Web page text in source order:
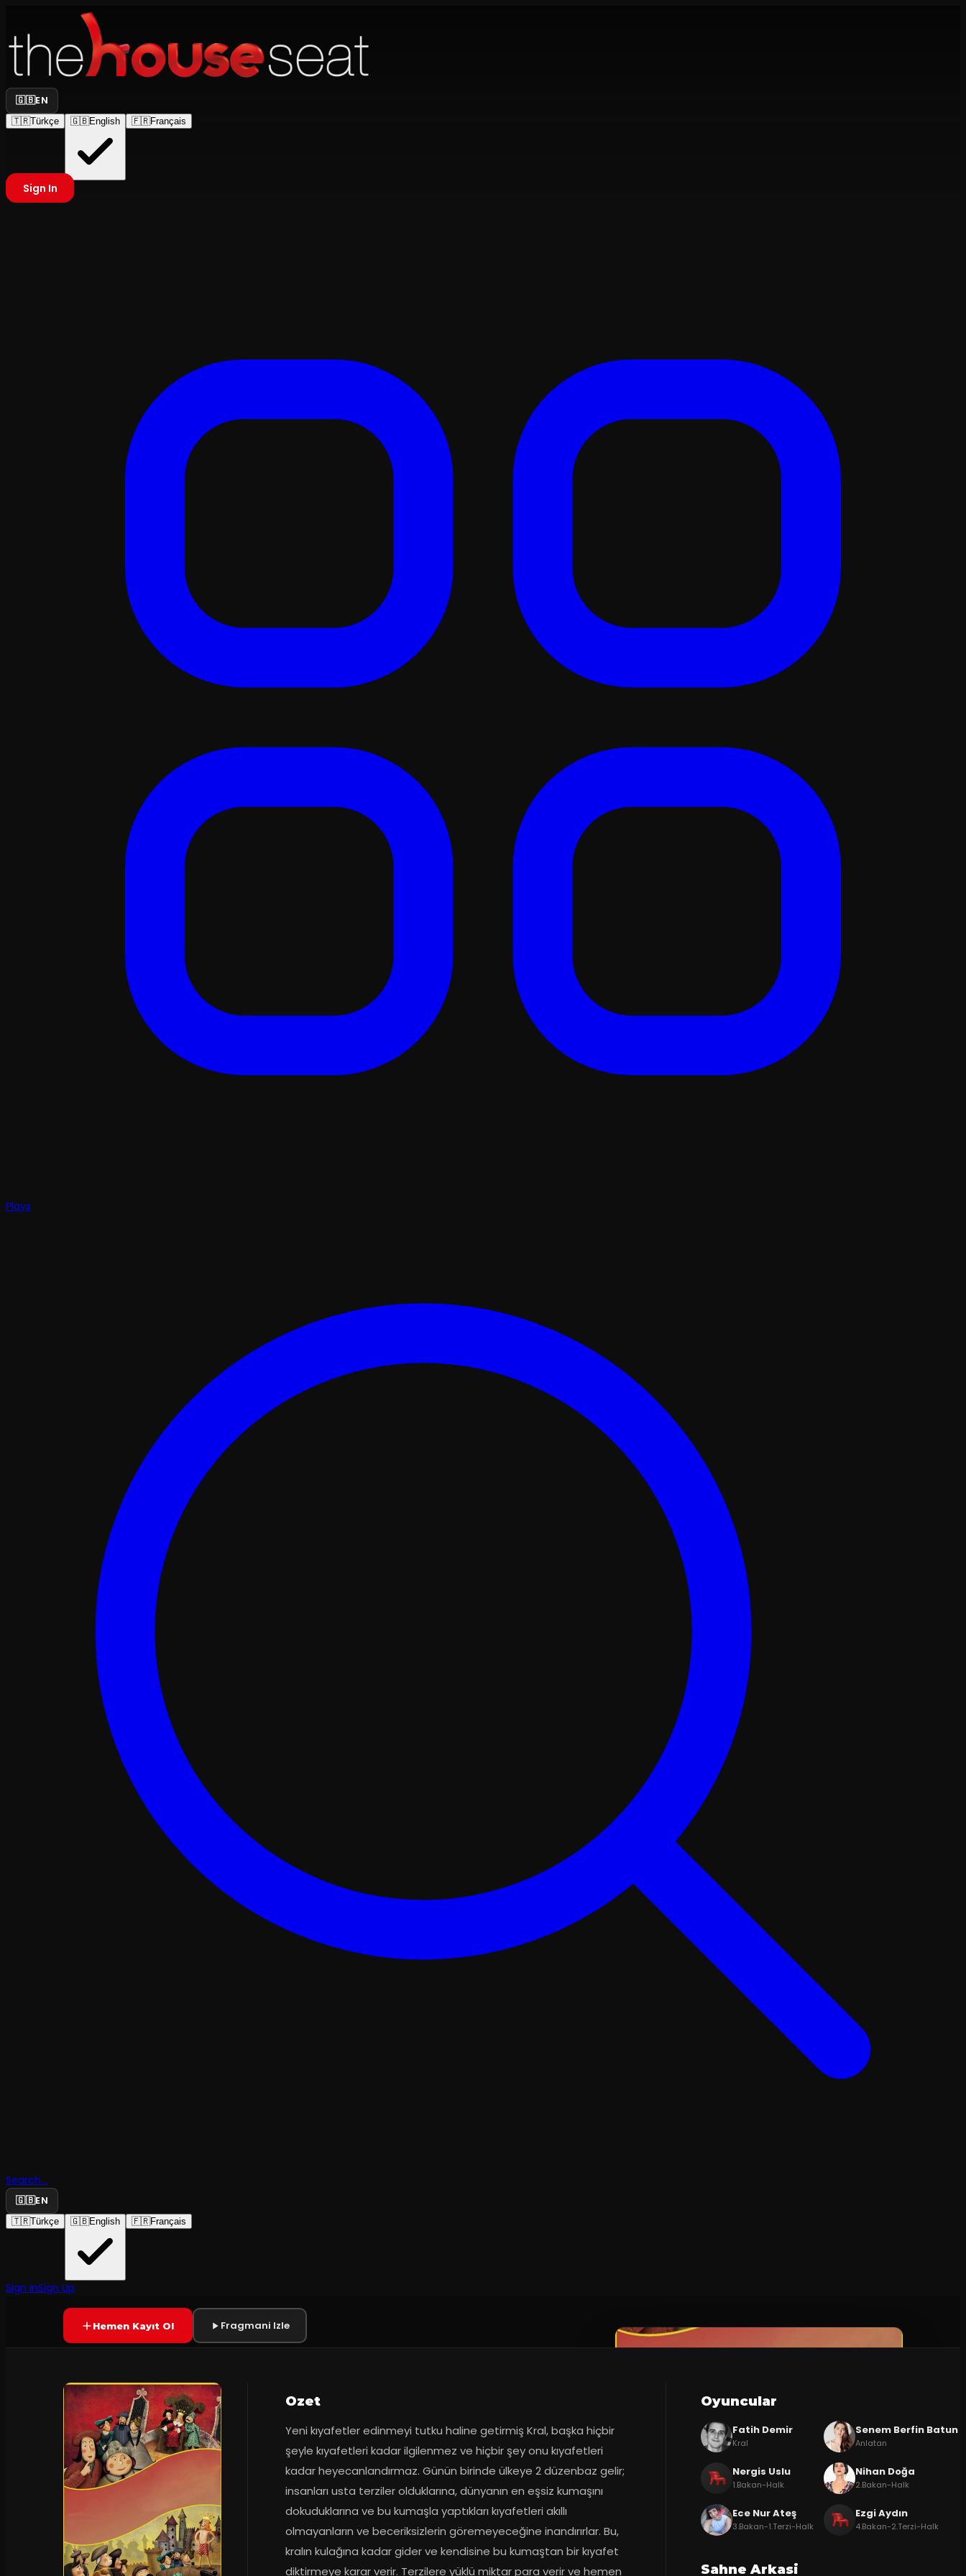
🇬🇧EN
🇹🇷Türkçe 🇬🇧English 🇫🇷Français
Sign In
Plays
Search...
🇬🇧EN
🇹🇷Türkçe 🇬🇧English 🇫🇷Français
Sign InSign Up
Giysisi
Tiyatro Yeni Çizgi
YAKINDA Yetersiz oy
Hemen Kayıt Ol Fragmani Izle
Ozet
Yeni kıyafetler edinmeyi tutku haline getirmiş Kral, başka hiçbir
şeyle kıyafetleri kadar ilgilenmez ve hiçbir şey onu kıyafetleri
kadar heyecanlandırmaz. Günün birinde ülkeye 2 düzenbaz gelir;
insanları usta terziler olduklarına, dünyanın en eşsiz kumaşını
dokuduklarına ve bu kumaşla yaptıkları kıyafetleri akıllı
olmayanların ve beceriksizlerin göremeyeceğine inandırırlar. Bu,
kralın kulağına kadar gider ve kendisine bu kumaştan bir kıyafet
diktirmeye karar verir. Terzilere yüklü miktar para verir ve hemen
Oyuncular
Fatih Demir
Kral
Senem Berfin Batun
Anlatan
Nergis Uslu
1.Bakan-Halk
Nihan Doğa
2.Bakan-Halk
Ece Nur Ateş
3.Bakan-1.Terzi-Halk
Ezgi Aydın
4.Bakan-2.Terzi-Halk
Sahne Arkasi